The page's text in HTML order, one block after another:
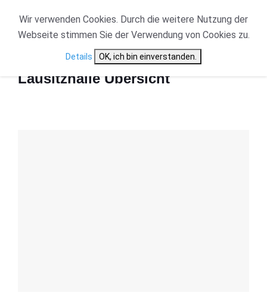
Lausitzhalle Übersicht
Lausitzhalle Übersicht
Wir verwenden Cookies. Durch die weitere Nutzung der
Webseite stimmen Sie der Verwendung von Cookies zu.
Details OK, ich bin einverstanden.